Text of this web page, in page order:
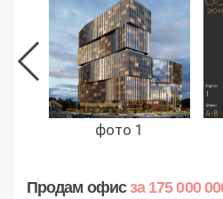
фото 1
Продам офисза 175 000